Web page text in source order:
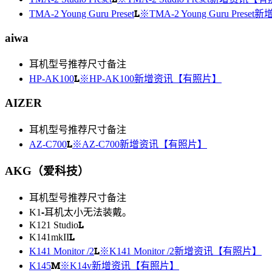
TMA-2 Young Guru PresetL※TMA-2 Young Guru Preset新
aiwa
耳机型号推荐尺寸备注
HP-AK100L※HP-AK100新增资讯【有照片】
AIZER
耳机型号推荐尺寸备注
AZ-C700L※AZ-C700新增资讯【有照片】
AKG（爱科技）
耳机型号推荐尺寸备注
K1-耳机太小无法装戴。
K121 StudioL
K141mkIIL
K141 Monitor /2L※K141 Monitor /2新增资讯【有照片】
K145M※K14v新增资讯【有照片】